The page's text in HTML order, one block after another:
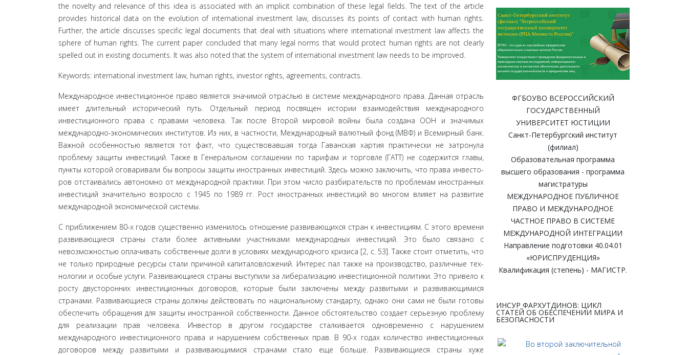
the novelty and relevance of this idea is associated with an implicit combination of these legal fields. The text of the article
provides historical data on the evolution of international investment law, discusses its points of contact with human rights.
Further, the article discusses specific legal documents that deal with situations where international investment law affects the
sphere of human rights. The current paper concluded that many legal norms that would protect human rights are not clearly
spelled out in existing documents. It was also noted that the system of international investment law needs to be improved.
Keywords: international investment law, human rights, investor rights, agreements, contracts.
Международное инвестиционное право является зна­чимой отраслью в системе международного права. Данная отрасль
имеет длительный исторический путь. Отдельный период посвящен истории взаимодействия международ­ного
инвестиционного права с правами человека. Так по­сле Второй мировой войны была создана ООН и значимых
международно-экономических институтов. Из них, в част­ности, Международный валютный фонд (МВФ) и Всемирный банк.
Важной особенностью является тот факт, что существо­вавшая тогда Гаванская хартия практически не затронула
проблему защиты инвестиций. Также в Генеральном согла­шении по тарифам и торговле (ГАТТ) не содержится главы,
пункты которой оговаривали бы вопросы защиты иностран­ных инвестиций. Здесь можно заключить, что права инвесто­
ров отстаивались автономно от международной практики. При этом число разбирательств по проблемам иностранных
инвестиций значительно возросло с 1945 по 1989 гг. Рост ино­странных инвестиций во многом влияет на развитие
между­народной экономической системы.
С приближением 80-х годов существенно изменилось отношение развивающихся стран к инвестициям. С это­го времени
развивающиеся страны стали более активными участниками международных инвестиций. Это было связано с
невозможностью оплачивать собственные долги в условиях международного кризиса [2, с. 53]. Также стоит отметить, что
не только природные ресурсы стали причиной капиталовло­жений. Интерес пал также на производство, различные тех­
нологии и особые услуги. Развивающиеся страны выступили за либерализацию инвестиционной политики. Это привело к
росту двусторонних инвестиционных договоров, которые были заключены между развитыми и развивающимися
странами. Развивающиеся страны должны действовать по национальному стандарту, однако они сами не были готовы
обеспечить обращения для защиты иностранной собственно­сти. Данное обстоятельство создает серьезную проблему
для реализации прав человека. Инвестор в другом государстве сталкивается одновременно с нарушением
международного инвестиционного права и нарушением собственных прав. В 90-х годах количество инвестиционных
договоров между развитыми и развивающимися странами стало еще боль­ше. Развивающиеся страны хуже
ФГБОУВО ВСЕРОССИЙСКИЙ
ГОСУДАРСТВЕННЫЙ
УНИВЕРСИТЕТ ЮСТИЦИИ
Санкт-Петербургский институт
(филиал)
Образовательная программа
высшего образования - программа
магистратуры
МЕЖДУНАРОДНОЕ ПУБЛИЧНОЕ
ПРАВО И МЕЖДУНАРОДНОЕ
ЧАСТНОЕ ПРАВО В СИСТЕМЕ
МЕЖДУНАРОДНОЙ ИНТЕГРАЦИИ
Направление подготовки 40.04.01
«ЮРИСПРУДЕНЦИЯ»
Квалификация (степень) - МАГИСТР.
ИНСУР ФАРХУТДИНОВ: ЦИКЛ
СТАТЕЙ ОБ ОБЕСПЕЧЕНИИ МИРА И
БЕЗОПАСНОСТИ